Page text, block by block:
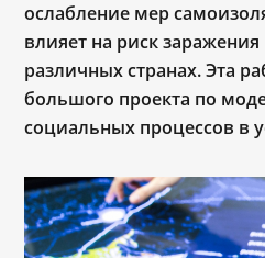
ослабление мер
влияет на риск
различных странах. Эта
большого проекта по
социальных процессов в